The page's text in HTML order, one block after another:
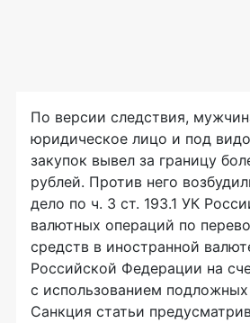
По версии следствия,
юридическое лицо и под
закупок вывел за границу
рублей. Против него
дело по ч. 3 ст. 193.1 УК
валютных операций по
средств в иностранной
Российской Федерации на
с использованием
Санкция статьи